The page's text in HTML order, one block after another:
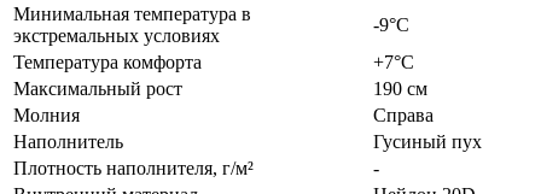
Минимальная температура в
экстремальных условиях
-9°C
Температура комфорта
+7°C
Максимальный рост
190 см
Молния
Справа
Наполнитель
Гусиный пух
Плотность наполнителя, г/м²
-